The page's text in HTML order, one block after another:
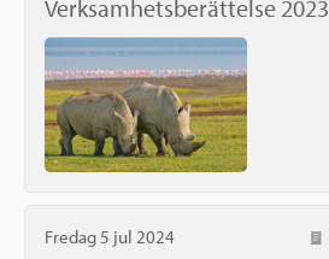
Verksamhetsberättelse 2023
Fredag 5 jul 2024